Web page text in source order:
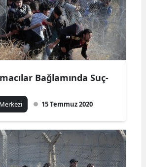
Bağlamında Suç-
15 Temmuz 2020